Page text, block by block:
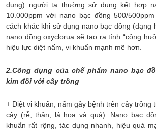
dụng) người ta thường sử dụng kết hợp
10.000ppm với nano bạc đồng 500/
cách khác khi sử dụng nano bạc đồng (dạng
nano đồng oxyclorua sẽ tạo ra tính “cộng
hiệu lực diệt nấm, vi khuẩn mạnh mẽ hơn.
2.Công dụng của chế phẩm nano bạc
kim đối với cây trồng
+ Diệt vi khuẩn, nấm gây bệnh trên cây trồng
cây (rễ, thân, lá hoa và quả). Nano bạc
khuẩn rất rộng, tác dụng nhanh, hiệu quả